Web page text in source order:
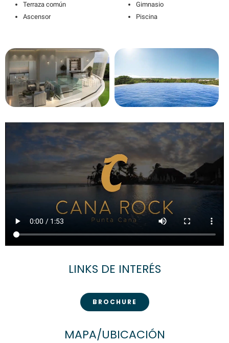
Terraza común
Ascensor
Gimnasio
Piscina
LINKS DE INTERÉS
BROCHURE
MAPA/UBICACIÓN